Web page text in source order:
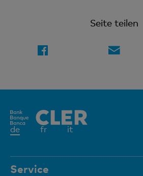
Seite teilen
deAktives
fr it
Service